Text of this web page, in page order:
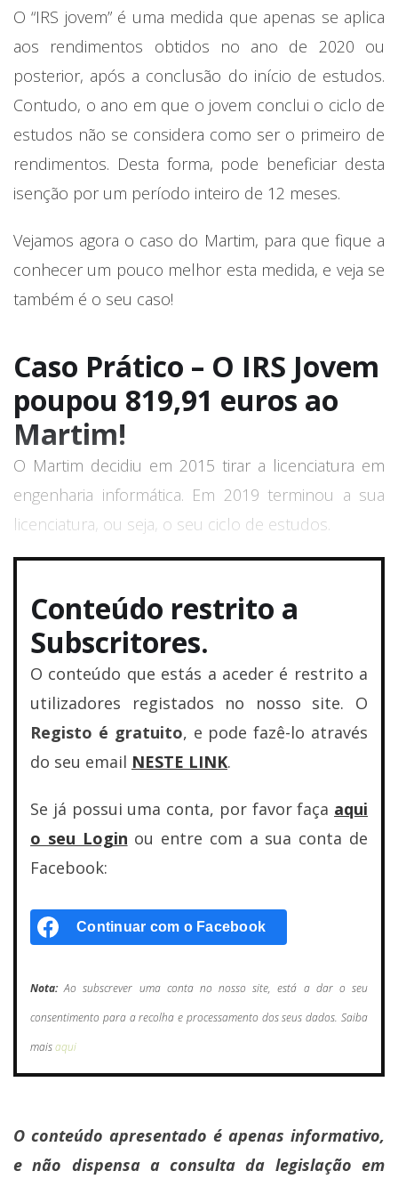
O “IRS jovem” é uma medida que apenas se aplica
aos rendimentos obtidos no ano de 2020 ou
posterior, após a conclusão do início de estudos.
Contudo, o ano em que o jovem conclui o ciclo de
estudos não se considera como ser o primeiro de
rendimentos. Desta forma, pode beneficiar desta
isenção por um período inteiro de 12 meses.
Vejamos agora o caso do Martim, para que fique a
conhecer um pouco melhor esta medida, e veja se
também é o seu caso!
Caso Prático – O IRS Jovem
poupou 819,91 euros ao
Martim!
O Martim decidiu em 2015 tirar a licenciatura em
engenharia informática. Em 2019 terminou a sua
licenciatura, ou seja, o seu ciclo de estudos.
Conteúdo restrito a
Subscritores.
O conteúdo que estás a aceder é restrito a
utilizadores registados no nosso site. O
Registo é gratuito, e pode fazê-lo através
do seu email NESTE LINK.
Se já possui uma conta, por favor faça aqui
o seu Login ou entre com a sua conta de
Facebook:
Continuar com o Facebook
Nota:Ao subscrever uma conta no nosso site, está a dar o seu
consentimento para a recolha e processamento dos seus dados. Saiba
maisaqui
O conteúdo apresentado é apenas informativo,
e não dispensa a consulta da legislação em